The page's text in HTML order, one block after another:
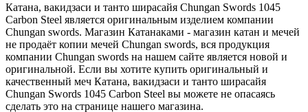
Катана, вакидзаси и танто ширасайя Chungan Swords 1045
Carbon Steel является оригинальным изделием компании
Chungan swords. Магазин Катанаками - магазин катан и мечей
не продаёт копии мечей Chungan swords, вся продукция
компании Chungan swords на нашем сайте является новой и
оригинальной. Если вы хотите купить оригинальный и
качественный меч Катана, вакидзаси и танто ширасайя
Chungan Swords 1045 Carbon Steel вы можете не опасаясь
сделать это на странице нашего магазина.